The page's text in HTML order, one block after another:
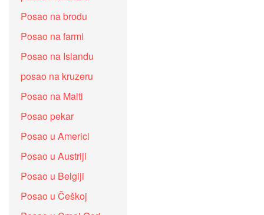
Posao na brodu
Posao na farmi
Posao na Islandu
posao na kruzeru
Posao na Malti
Posao pekar
Posao u Americi
Posao u Austriji
Posao u Belgiji
Posao u Češkoj